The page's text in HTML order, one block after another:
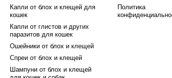
Капли от блох и клещей для
кошек
Капли от глистов и других
паразитов для кошек
Ошейники от блох и клещей
Спреи от блох и клещей
Шампуни от блох и клещей
Политика